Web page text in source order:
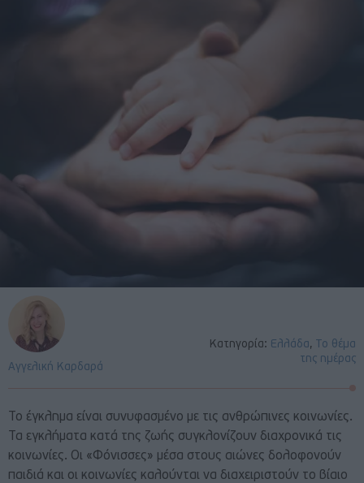
Κατηγορία: Ελλάδα, Το θέμα
της ημέρας
Αγγελική Καρδαρά
Το έγκλημα είναι συνυφασμένο με τις ανθρώπινες κοινωνίες.
Τα εγκλήματα κατά της ζωής συγκλονίζουν διαχρονικά τις
κοινωνίες. Οι «Φόνισσες» μέσα στους αιώνες δολοφονούν
παιδιά και οι κοινωνίες καλούνται να διαχειριστούν το βίαιο